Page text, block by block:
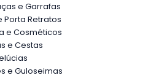
e Garrafas
Porta Retratos
e Cosméticos
e Cestas
e Guloseimas